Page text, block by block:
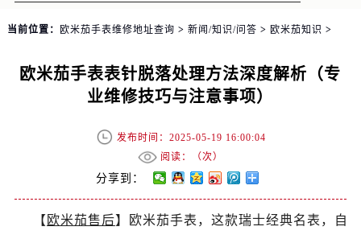
扬州市邗江区国展路29号星耀天地写字楼1号楼18层1803室（需提前预约）
绍兴市越城区胜利东路379号世茂天际中心写字楼8层805室（需提前预约）
嘉兴市南湖区广益路705号嘉兴世界贸易中心写字楼A座13层1304室（需提前预约）
当前位置： 欧米茄手表维修地址查询 > 新闻/知识/问答 > 欧米茄知识 >
欧米茄手表表针脱落处理方法深度解析（专
业维修技巧与注意事项）
发布时间：2025-05-19 16:00:04
阅读：（次）
分享到：
【 欧米茄售后】欧米茄手表，这款瑞士经典名表，自